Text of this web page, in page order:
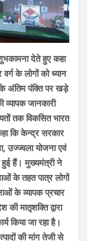
देते हुए कहा
के लोगों को ध्यान
अंतिम पंक्ति पर खड़े
व्यापक जानकारी
तक विकसित भारत
कि केन्द्र सरकार
उज्ज्वला योजना एवं
हुई हैं। मुख्यमंत्री ने
के तहत पात्र लोगों
के व्यापक प्रचार
मातृशक्ति द्वारा
किया जा रहा है।
की मांग तेजी से